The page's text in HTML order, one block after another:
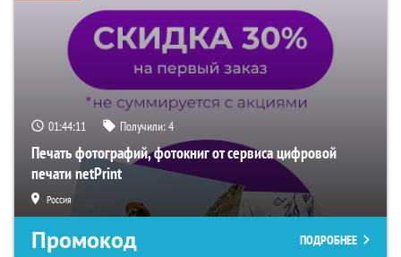
01:44:10 Получили:4
Печать фотографий, фотокниг от сервиса цифровой
печати netPrint
Россия
Промокод ПОДРОБНЕЕ